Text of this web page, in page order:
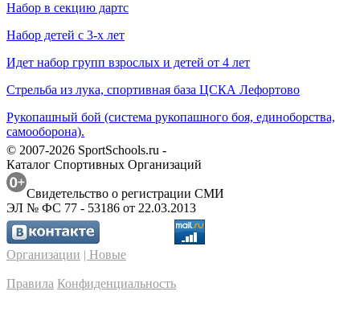
Набор в секцию дартс
Набор детей с 3-х лет
Идет набор групп взрослых и детей от 4 лет
Стрельба из лука, спортивная база ЦСКА Лефортово
Рукопашный бой (система рукопашного боя, единоборства,
самооборона).
© 2007-2026 SportSchools.ru -
Каталог Спортивных Организаций
Свидетельство о регистрации СМИ
ЭЛ № ФС 77 - 53186 от 22.03.2013
Организации | Новые
Правила Конфиденциальность